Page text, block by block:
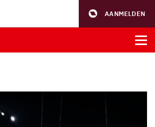
AANMELDEN